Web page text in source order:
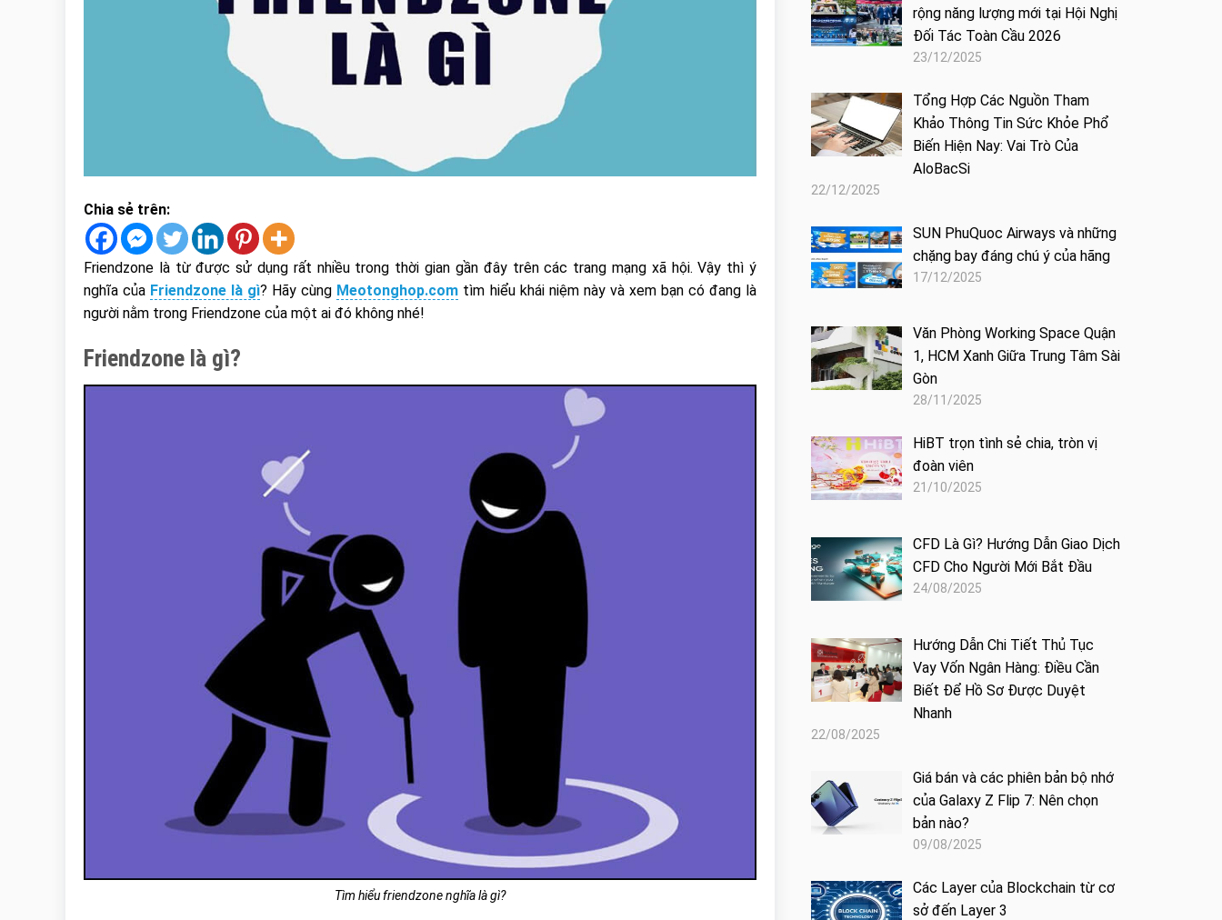
Chia sẻ trên:
Friendzone là từ được sử dụng rất nhiều trong thời gian gần đây trên các trang mạng xã hội. Vậy thì ý
nghĩa của Friendzone là gì? Hãy cùng Meotonghop.com tìm hiểu khái niệm này và xem bạn có đang là
người nằm trong Friendzone của một ai đó không nhé!
Friendzone là gì?
Tìm hiểu friendzone nghĩa là gì?
rộng năng lượng mới tại Hội Nghị
Đối Tác Toàn Cầu 2026
23/12/2025
Tổng Hợp Các Nguồn Tham
Khảo Thông Tin Sức Khỏe Phổ
Biến Hiện Nay: Vai Trò Của
AloBacSi
22/12/2025
SUN PhuQuoc Airways và những
chặng bay đáng chú ý của hãng
17/12/2025
Văn Phòng Working Space Quận
1, HCM Xanh Giữa Trung Tâm Sài
Gòn
28/11/2025
HiBT trọn tình sẻ chia, tròn vị
đoàn viên
21/10/2025
CFD Là Gì? Hướng Dẫn Giao Dịch
CFD Cho Người Mới Bắt Đầu
24/08/2025
Hướng Dẫn Chi Tiết Thủ Tục
Vay Vốn Ngân Hàng: Điều Cần
Biết Để Hồ Sơ Được Duyệt
Nhanh
22/08/2025
Giá bán và các phiên bản bộ nhớ
của Galaxy Z Flip 7: Nên chọn
bản nào?
09/08/2025
Các Layer của Blockchain từ cơ
sở đến Layer 3